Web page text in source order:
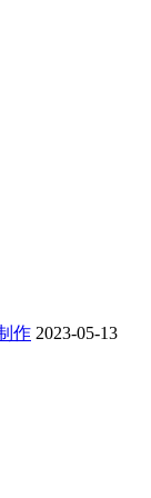
作 2023-05-13